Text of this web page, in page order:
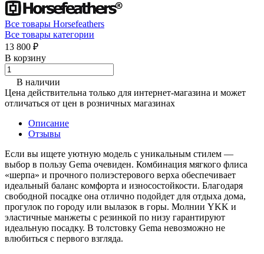
Все товары Horsefeathers
Все товары категории
13 800 ₽
В корзину
В наличии
Цена действительна только для интернет-магазина и может
отличаться от цен в розничных магазинах
Описание
Отзывы
Если вы ищете уютную модель с уникальным стилем —
выбор в пользу Gema очевиден. Комбинация мягкого флиса
«шерпа» и прочного полиэстерового верха обеспечивает
идеальный баланс комфорта и износостойкости. Благодаря
свободной посадке она отлично подойдет для отдыха дома,
прогулок по городу или вылазок в горы. Молнии YKK и
эластичные манжеты с резинкой по низу гарантируют
идеальную посадку. В толстовку Gema невозможно не
влюбиться с первого взгляда.